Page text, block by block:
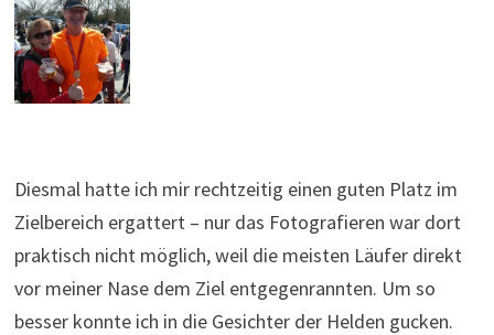
Diesmal hatte ich mir rechtzeitig einen guten Platz im
Zielbereich ergattert – nur das Fotografieren war dort
praktisch nicht möglich, weil die meisten Läufer direkt
vor meiner Nase dem Ziel entgegenrannten. Um so
besser konnte ich in die Gesichter der Helden gucken.